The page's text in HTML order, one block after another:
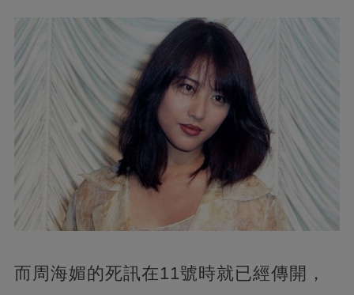
而周海媚的死訊在11號時就已經傳開，